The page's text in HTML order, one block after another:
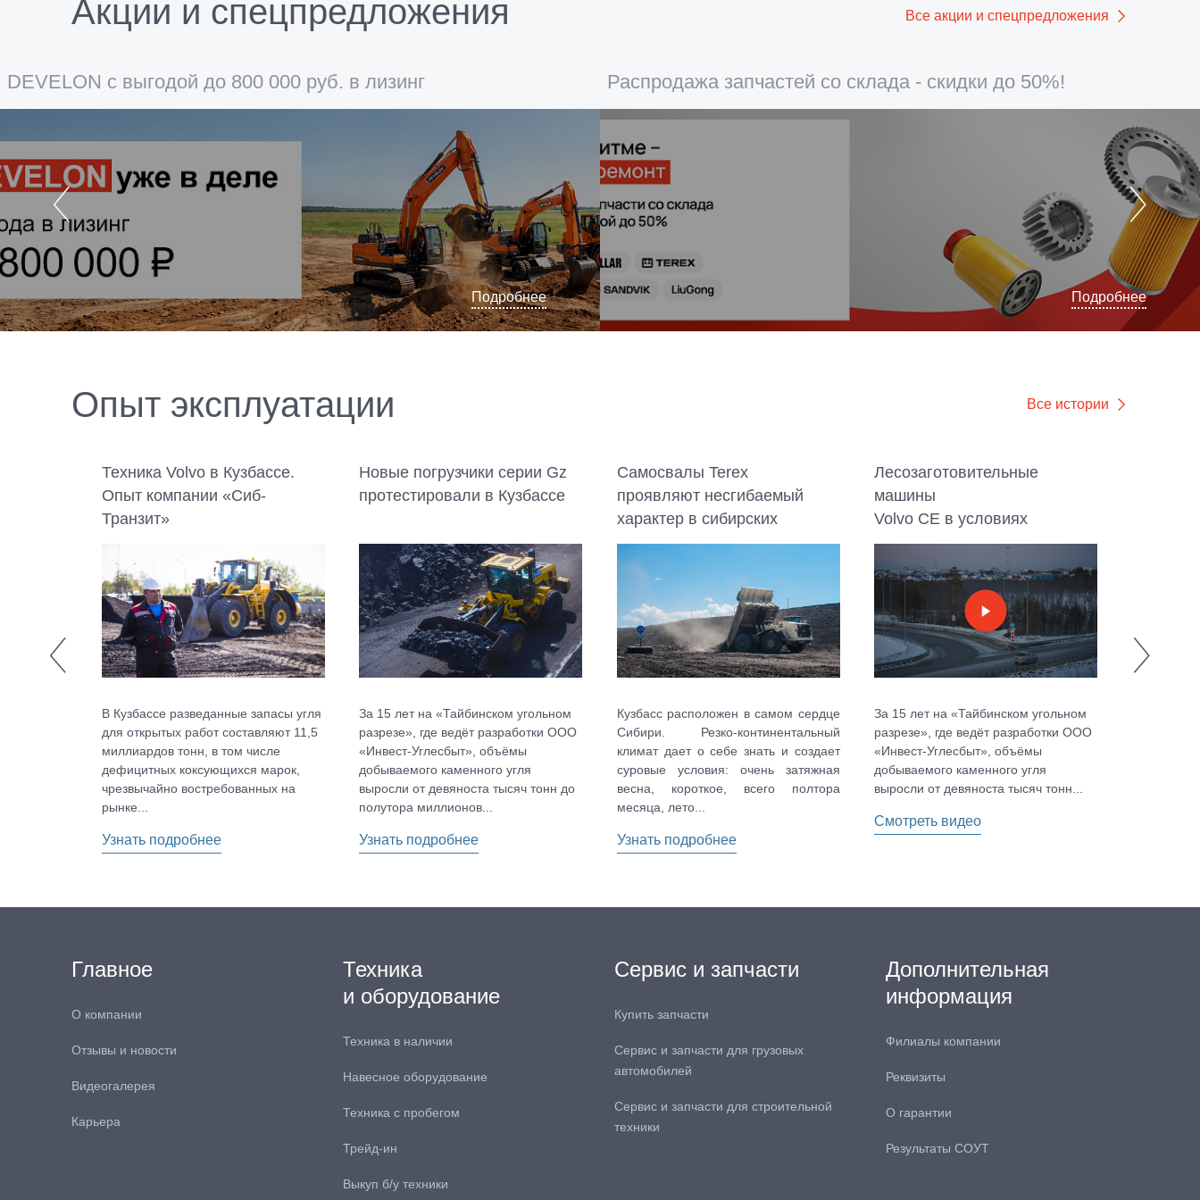
Акции и спецпредложения Все акции и спецпредложения
DEVELON с выгодой до 800 000 руб. в лизинг
Подробнее
Распродажа запчастей со склада - скидки до 50%!
Подробнее
Опыт эксплуатации Все истории
Техника Volvo в Кузбассе.
Опыт компании «Сиб-
Транзит»
В Кузбассе разведанные запасы угля
для открытых работ составляют 11,5
миллиардов тонн, в том числе
дефицитных коксующихся марок,
чрезвычайно востребованных на
рынке...
Узнать подробнее
Новые погрузчики серии Gz
протестировали в Кузбассе
За 15 лет на «Тайбинском угольном
разрезе», где ведёт разработки ООО
«Инвест-Углесбыт», объёмы
добываемого каменного угля
выросли от девяноста тысяч тонн до
полутора миллионов...
Узнать подробнее
Самосвалы Terex
проявляют несгибаемый
характер в сибирских
условиях
Кузбасс расположен в самом сердце
Сибири. Резко-континентальный
климат дает о себе знать и создает
суровые условия: очень затяжная
весна, короткое, всего полтора
месяца, лето...
Узнать подробнее
Лесозаготовительные
машины
Volvo CE в условиях
крайнего севера
За 15 лет на «Тайбинском угольном
разрезе», где ведёт разработки ООО
«Инвест-Углесбыт», объёмы
добываемого каменного угля
выросли от девяноста тысяч тонн...
Смотреть видео
Главное
О компании
Отзывы и новости
Видеогалерея
Карьера
Техника
и оборудование
Техника в наличии
Навесное оборудование
Техника с пробегом
Трейд-ин
Выкуп б/у техники
Сервис и запчасти
Купить запчасти
Сервис и запчасти для грузовых
автомобилей
Сервис и запчасти для строительной
техники
Дополнительная
информация
Филиалы компании
Реквизиты
О гарантии
Результаты СОУТ